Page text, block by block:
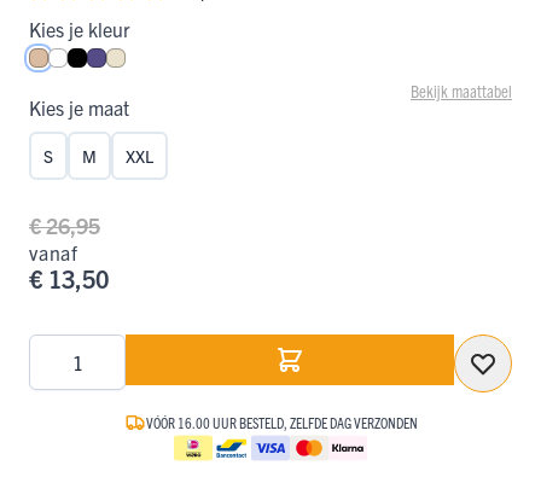
Kies je kleur
Huid
WitZwart
PaarsIvoor
Bekijk maattabel
Kies je maat
S M XXL
€ 26,95
vanaf
€ 13,50
VÓÓR 16.00 UUR BESTELD, ZELFDE DAG VERZONDEN